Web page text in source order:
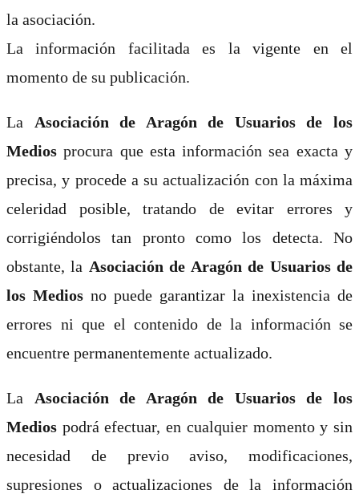
la asociación.
La información facilitada es la vigente en el
momento de su publicación.
La Asociación de Aragón de Usuarios de los
Medios procura que esta información sea exacta y
precisa, y procede a su actualización con la máxima
celeridad posible, tratando de evitar errores y
corrigiéndolos tan pronto como los detecta. No
obstante, la Asociación de Aragón de Usuarios de
los Medios no puede garantizar la inexistencia de
errores ni que el contenido de la información se
encuentre permanentemente actualizado.
La Asociación de Aragón de Usuarios de los
Medios podrá efectuar, en cualquier momento y sin
necesidad de previo aviso, modificaciones,
supresiones o actualizaciones de la información